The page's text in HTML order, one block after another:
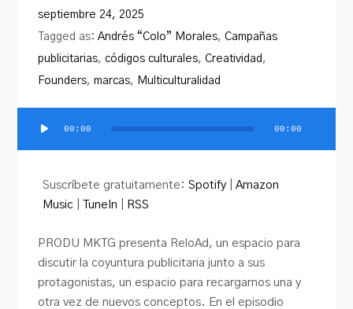
septiembre 24, 2025
Tagged as:Andrés “Colo” Morales,Campañas
publicitarias, códigos culturales,Creatividad ,
Founders,marcas, Multiculturalidad
Reproductor
00:00 00:00
Suscríbete gratuitamente:Spotify |Amazon
Music
TuneIn RSS
PRODU MKTG presenta ReloAd, un espacio para
discutir la coyuntura publicitaria junto a sus
protagonistas, un espacio para recargarnos una y
otra vez de nuevos conceptos. En el episodio